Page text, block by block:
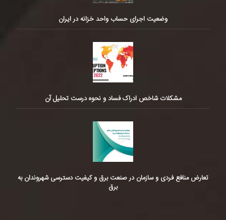
وضعیت اجرای حساب واحد خزانه در ایران
مشکلات شاخص ادراک فساد و نحوه درست تحلیل آن
تعارض منافع فردی و سازمان در صنعت برق و کیفیت دسترسی شهروندان به
برق